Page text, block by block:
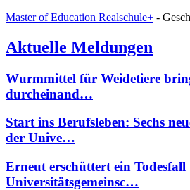
Master of Education Realschule+ -
Aktuelle Meldungen
Wurmmittel für Weidetiere
durcheinand…
Start ins Berufsleben: Sechs
der Unive…
Erneut erschüttert ein Todesfall
Universitätsgemeinsc…